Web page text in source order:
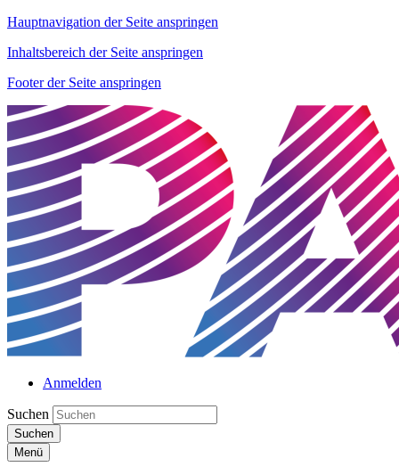
Hauptnavigation der Seite anspringen
Inhaltsbereich der Seite anspringen
Footer der Seite anspringen
Anmelden
Suchen
Suchen
Menü